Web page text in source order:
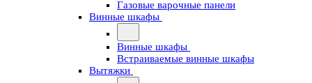
Газовые варочные панели
Винные шкафы
Винные шкафы
Встраиваемые винные шкафы
Вытяжки